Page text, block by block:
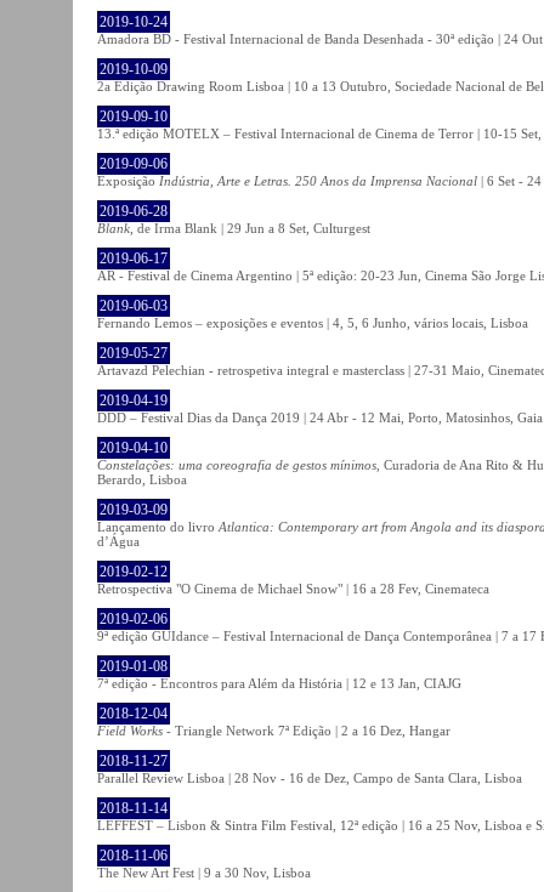
2019-10-24
Amadora BD - Festival Internacional de Banda Desenhada - 30ª edição | 24
2019-10-09
2a Edição Drawing Room Lisboa | 10 a 13 Outubro, Sociedade Nacional de
2019-09-10
13.ª edição MOTELX – Festival Internacional de Cinema de Terror | 10-15
2019-09-06
Exposição Indústria, Arte e Letras. 250 Anos da Imprensa Nacional | 6 Set -
2019-06-28
Blank , de Irma Blank | 29 Jun a 8 Set, Culturgest
2019-06-17
AR - Festival de Cinema Argentino | 5ª edição: 20-23 Jun, Cinema São Jorge
2019-06-03
Fernando Lemos – exposições e eventos | 4, 5, 6 Junho, vários locais, Lisboa
2019-05-27
Artavazd Pelechian - retrospetiva integral e masterclass | 27-31 Maio,
2019-04-19
DDD – Festival Dias da Dança 2019 | 24 Abr - 12 Mai, Porto, Matosinhos, Gaia
2019-04-10
Constelações: uma coreografia de gestos mínimos , Curadoria de Ana Rito &
Berardo, Lisboa
2019-03-09
Lançamento do livro Atlantica: Contemporary art from Angola and its
d’Água
2019-02-12
Retrospectiva "O Cinema de Michael Snow" | 16 a 28 Fev, Cinemateca
2019-02-06
9ª edição GUIdance – Festival Internacional de Dança Contemporânea | 7 a 17
2019-01-08
7ª edição - Encontros para Além da História | 12 e 13 Jan, CIAJG
2018-12-04
Field Works - Triangle Network 7ª Edição | 2 a 16 Dez, Hangar
2018-11-27
Parallel Review Lisboa | 28 Nov - 16 de Dez, Campo de Santa Clara, Lisboa
2018-11-14
LEFFEST – Lisbon & Sintra Film Festival, 12ª edição | 16 a 25 Nov, Lisboa e
2018-11-06
The New Art Fest | 9 a 30 Nov, Lisboa